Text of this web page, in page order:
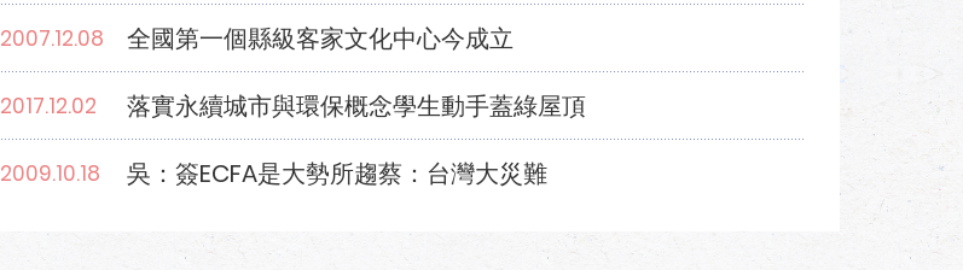
2007.12.08 全國第一個縣級客家文化中心今成立
2017.12.02 落實永續城市與環保概念學生動手蓋綠屋頂
2009.10.18 吳：簽ECFA是大勢所趨蔡：台灣大災難